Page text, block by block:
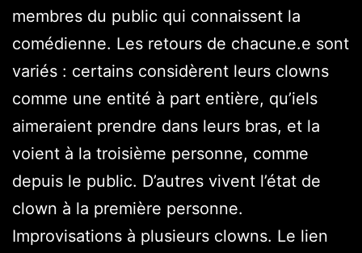
membres du public qui connaissent la
comédienne. Les retours de chacune.e sont
variés : certains considèrent leurs clowns
comme une entité à part entière, qu’iels
aimeraient prendre dans leurs bras, et la
voient à la troisième personne, comme
depuis le public. D’autres vivent l’état de
clown à la première personne.
Improvisations à plusieurs clowns. Le lien